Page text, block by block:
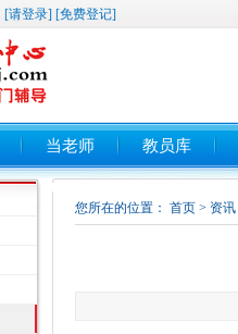
[请登录] [免费登记]
当老师 教员库
您所在的位置： 首页 > 资讯